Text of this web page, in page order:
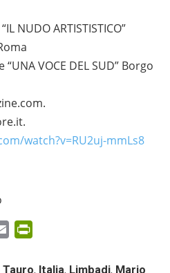
NUDO ARTISTISTICO”
VOCE DEL SUD” Borgo
watch?v=RU2uj-mmLs8
Email
Tauro, Italia, Limbadi, Mario